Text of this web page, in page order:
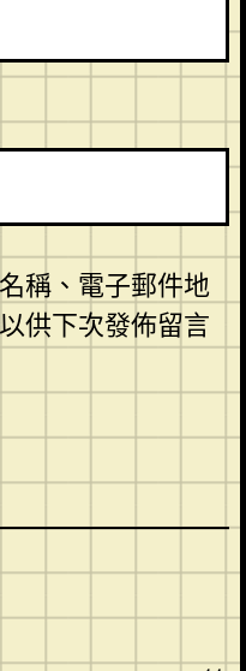
稱、電子郵件地
供下次發佈留言